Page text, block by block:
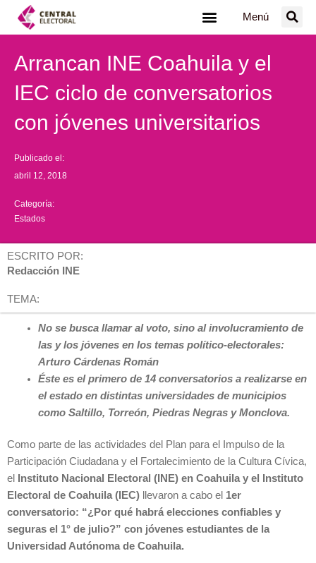
Menú
Arrancan INE Coahuila y el
IEC ciclo de conversatorios
con jóvenes universitarios
Publicado el:
abril 12, 2018
Categoría:
Estados
ESCRITO POR:
Redacción INE
TEMA:
No se busca llamar al voto, sino al involucramiento de
las y los jóvenes en los temas político-electorales:
Arturo Cárdenas Román
Éste es el primero de 14 conversatorios a realizarse en
el estado en distintas universidades de municipios
como Saltillo, Torreón, Piedras Negras y Monclova.
Como parte de las actividades del Plan para el Impulso de la
Participación Ciudadana y el Fortalecimiento de la Cultura Cívica,
el
Instituto Nacional Electoral (INE) en Coahuila y el Instituto
Electoral de Coahuila (IEC) llevaron a cabo el 1er
conversatorio: “¿Por qué habrá elecciones confiables y
seguras el 1° de julio?” con jóvenes estudiantes de la
Universidad Autónoma de Coahuila.